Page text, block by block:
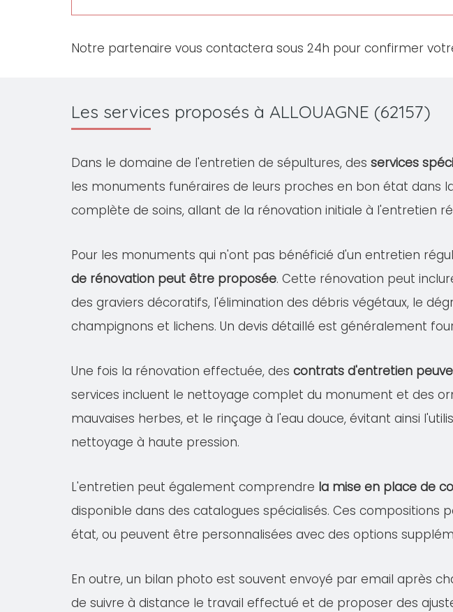
Notre partenaire vous contactera sous 24h pour confirmer
Les services proposés à ALLOUAGNE (62157)
Dans le domaine de l'entretien de sépultures, des services
les monuments funéraires de leurs proches en bon état dans
complète de soins, allant de la rénovation initiale à l'entretien
Pour les monuments qui n'ont pas bénéficié d'un entretien
de rénovation peut être proposée. Cette rénovation peut
des graviers décoratifs, l'élimination des débris végétaux, le
champignons et lichens. Un devis détaillé est généralement
Une fois la rénovation effectuée, des contrats d'entretien
services incluent le nettoyage complet du monument et des
mauvaises herbes, et le rinçage à l'eau douce, évitant ainsi
nettoyage à haute pression.
L'entretien peut également comprendre la mise en place de
disponible dans des catalogues spécialisés. Ces
état, ou peuvent être personnalisées avec des options
En outre, un bilan photo est souvent envoyé par email après
de suivre à distance le travail effectué et de proposer des